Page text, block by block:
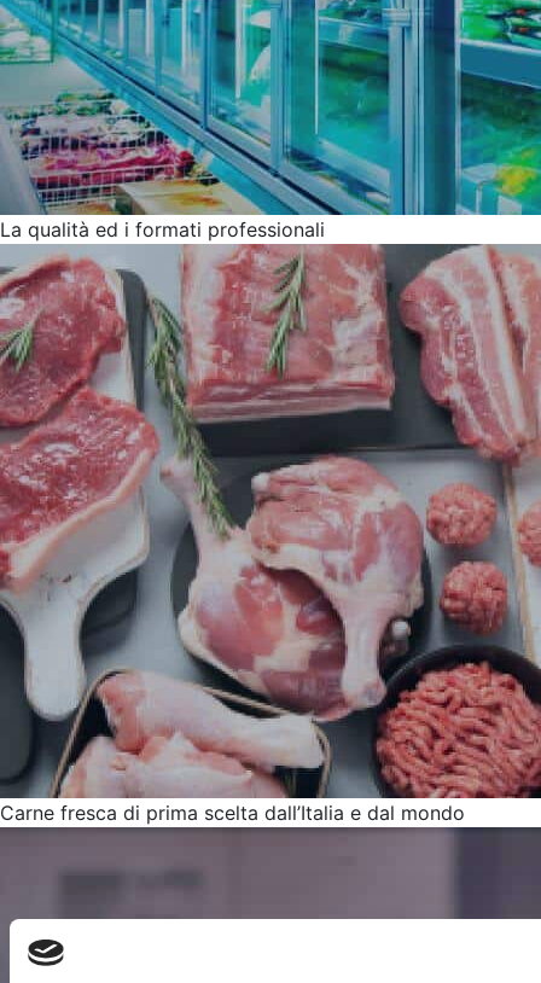
Clienti
La qualità ed i formati professionali
Carne fresca di prima scelta dall’Italia e dal mondo